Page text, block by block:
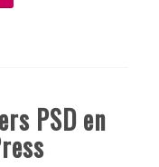
PSD en